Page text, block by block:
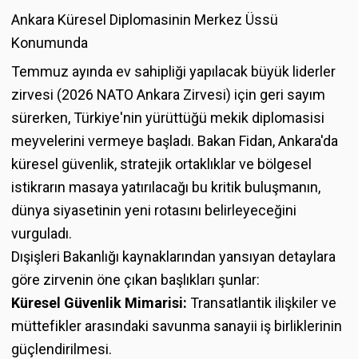
Ankara Küresel Diplomasinin Merkez Üssü
Konumunda
Temmuz ayında ev sahipliği yapılacak büyük liderler
zirvesi (2026 NATO Ankara Zirvesi) için geri sayım
sürerken, Türkiye'nin yürüttüğü mekik diplomasisi
meyvelerini vermeye başladı. Bakan Fidan, Ankara'da
küresel güvenlik, stratejik ortaklıklar ve bölgesel
istikrarın masaya yatırılacağı bu kritik buluşmanın,
dünya siyasetinin yeni rotasını belirleyeceğini
vurguladı.
Dışişleri Bakanlığı kaynaklarından yansıyan detaylara
göre zirvenin öne çıkan başlıkları şunlar:
Küresel Güvenlik Mimarisi: Transatlantik ilişkiler ve
müttefikler arasındaki savunma sanayii iş birliklerinin
güçlendirilmesi.